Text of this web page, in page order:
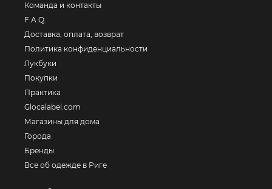
Команда и контакты
F.A.Q.
Доставка, оплата, возврат
Политика конфиденциальности
Лукбуки
Покупки
Практика
Glocalabel.com
Магазины для дома
Города
Бренды
Все об одежде в Риге